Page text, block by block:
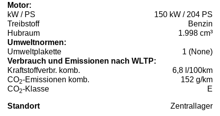
Motor:
kW / PS
150 kW / 204 PS
Treibstoff
Benzin
Hubraum
1.998 cm³
Umweltnormen:
Umweltplakette
1 (None)
Verbrauch und Emissionen nach WLTP:
Kraftstoffverbr. komb.
6,8 l/100km
CO2-Emissionen komb.
152 g/km
CO2-Klasse E
Standort Zentrallager